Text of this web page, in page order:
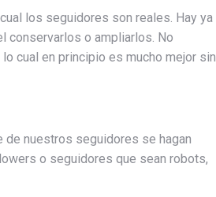
los seguidores son reales. Hay ya
conservarlos o ampliarlos. No
cual en principio es mucho mejor sin
nuestros seguidores se hagan
o seguidores que sean robots,